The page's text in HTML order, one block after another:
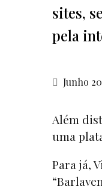
sites,
pela
Junho 20
Além
uma
Para já,